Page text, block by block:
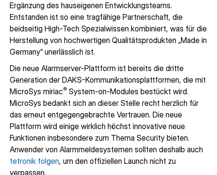
Ergänzung des hauseigenen Entwicklungsteams.
Entstanden ist so eine tragfähige Partnerschaft, die
beidseitig High-Tech Spezialwissen kombiniert, was für die
Herstellung von hochwertigen Qualitätsprodukten „Made in
Germany“ unerlässlich ist.
Die neue Alarmserver-Plattform ist bereits die dritte
Generation der DAKS-Kommunikationsplattformen, die mit
MicroSys miriac® System-on-Modules bestückt wird.
MicroSys bedankt sich an dieser Stelle recht herzlich für
das erneut entgegengebrachte Vertrauen. Die neue
Plattform wird einige wirklich höchst innovative neue
Funktionen insbesondere zum Thema Security bieten.
Anwender von Alarmmeldesystemen sollten deshalb auch
tetronik folgen, um den offiziellen Launch nicht zu
verpassen.